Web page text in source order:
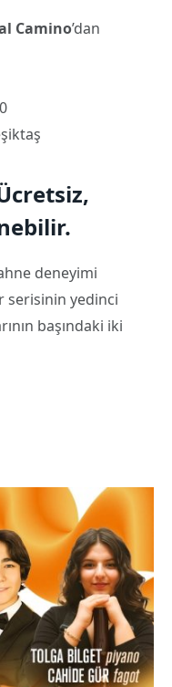
Camino’dan
deneyimi
serisinin yedinci
başındaki iki